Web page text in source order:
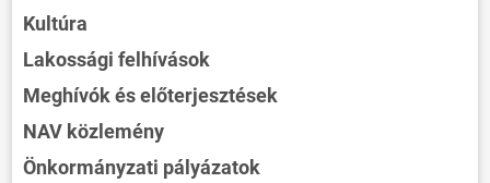
Kultúra
Lakossági felhívások
Meghívók és előterjesztések
NAV közlemény
Önkormányzati pályázatok